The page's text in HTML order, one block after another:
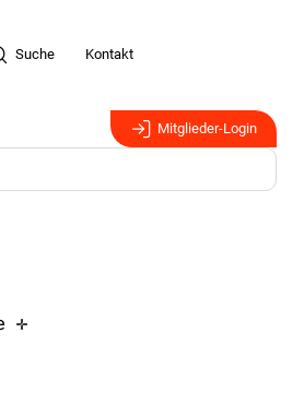
Suche Kontakt
Mitglieder-Login